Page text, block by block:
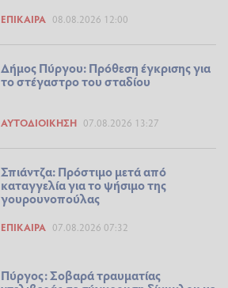
ΕΠΊΚΑΙΡΑ 08.08.2026 12:00
Δήμος Πύργου: Πρόθεση έγκρισης για
το στέγαστρο του σταδίου
ΑΥΤΟΔΙΟΊΚΗΣΗ 07.08.2026 13:27
Σπιάντζα: Πρόστιμο μετά από
καταγγελία για το ψήσιμο της
γουρουνοπούλας
ΕΠΊΚΑΙΡΑ 07.08.2026 07:32
Πύργος: Σοβαρά τραυματίας